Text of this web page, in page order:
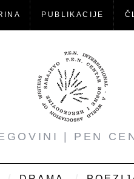
PUBLIKACIJE
| PEN